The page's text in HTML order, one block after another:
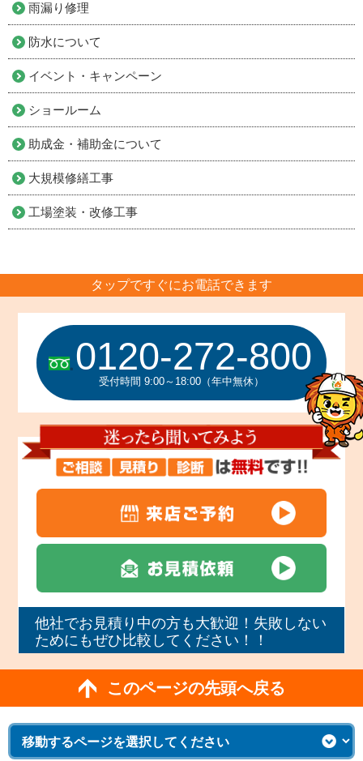
雨漏り修理
防水について
イベント・キャンペーン
ショールーム
助成金・補助金について
大規模修繕工事
工場塗装・改修工事
タップですぐにお電話できます
0120-272-800
受付時間 9:00～18:00（年中無休）
他社でお見積り中の方も大歓迎！失敗しない
ためにもぜひ比較してください！！
このページの先頭へ戻る